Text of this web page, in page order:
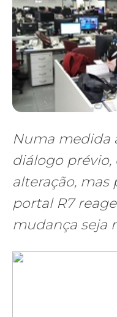
Numa medida
diálogo
alteração, mas
portal R7
mudança seja